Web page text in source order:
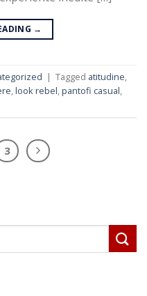
→
| Tagged atitudine,
,look rebel,pantofi casual,
3